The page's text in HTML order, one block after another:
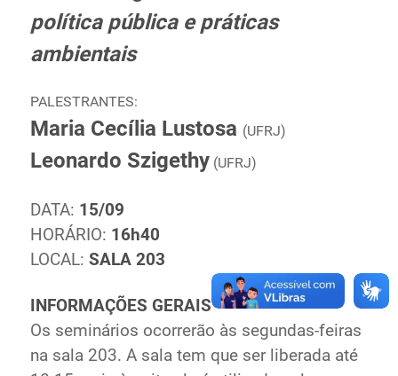
Ministério de Minas e Energia
Ministério da Ciência, Tecnologia, Inovações e
Comunicações
Ministério do Desenvolvimento Regional
Controladoria-Geral da União
Secretaria-Geral
Secretaria de Governo
Gabinete de Segurança Institucional
Banco Central do Brasil
Planalto
política pública e práticas
ambientais
PALESTRANTES:
Maria Cecília Lustosa (UFRJ)
Leonardo Szigethy(UFRJ)
DATA: 15/09
HORÁRIO: 16h40
LOCAL: SALA 203
INFORMAÇÕES GERAIS
Os seminários ocorrerão às segundas-feiras
na sala 203. A sala tem que ser liberada até